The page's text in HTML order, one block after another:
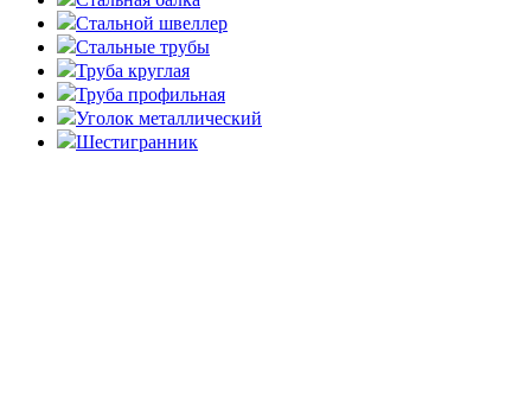
Стальной швеллер
Стальные трубы
Труба круглая
Труба профильная
Уголок металлический
Шестигранник